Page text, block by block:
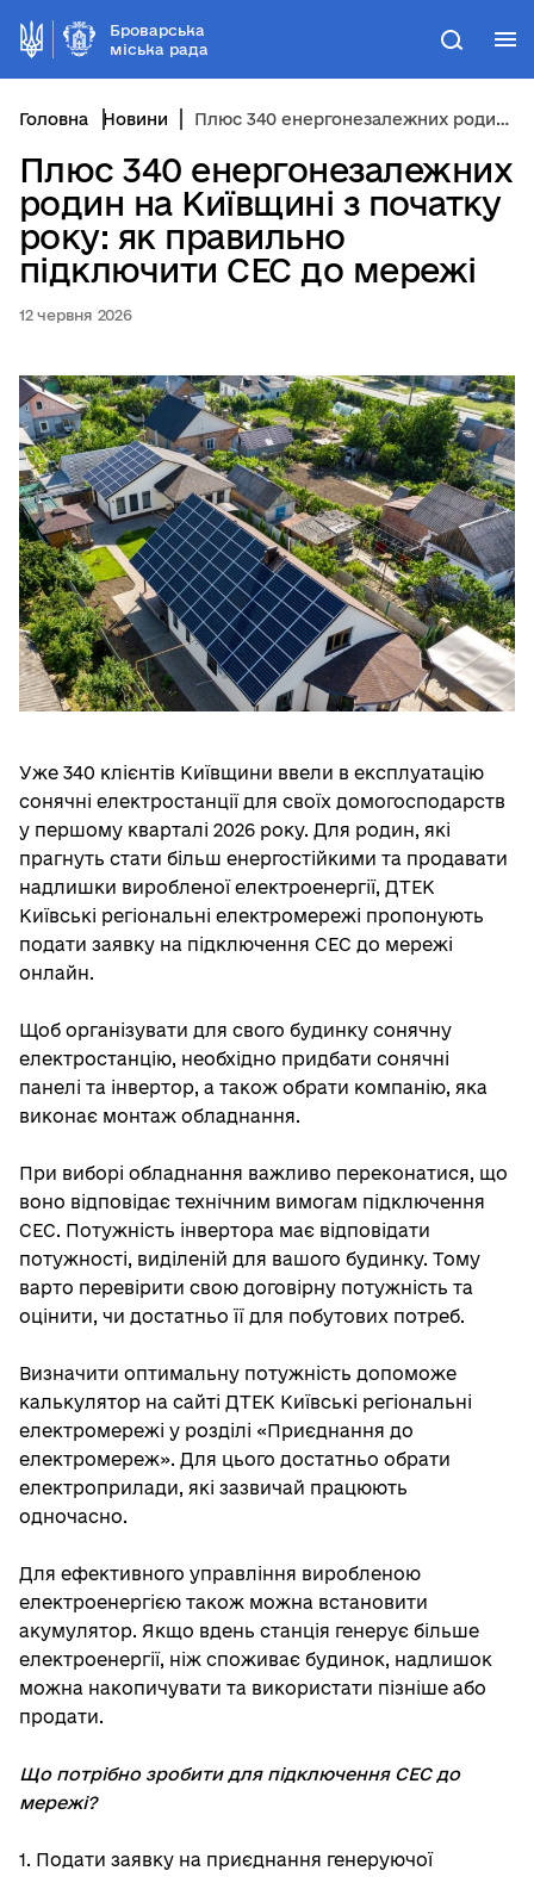
Броварська
міська рада
Пошук
Головна Новини Плюс 340 енергонезалежних родин на Київщині з початку року: як правильно підключити СЕС до мережі
Плюс 340 енергонезалежних
родин на Київщині з початку
року: як правильно
підключити СЕС до мережі
12 червня 2026
Уже 340 клієнтів Київщини ввели в експлуатацію
сонячні електростанції для своїх домогосподарств
у першому кварталі 2026 року. Для родин, які
прагнуть стати більш енергостійкими та продавати
надлишки виробленої електроенергії, ДТЕК
Київські регіональні електромережі пропонують
подати заявку на підключення СЕС до мережі
онлайн.
Щоб організувати для свого будинку сонячну
електростанцію, необхідно придбати сонячні
панелі та інвертор, а також обрати компанію, яка
виконає монтаж обладнання.
При виборі обладнання важливо переконатися, що
воно відповідає технічним вимогам підключення
СЕС. Потужність інвертора має відповідати
потужності, виділеній для вашого будинку. Тому
варто перевірити свою договірну потужність та
оцінити, чи достатньо її для побутових потреб.
Визначити оптимальну потужність допоможе
калькулятор на сайті ДТЕК Київські регіональні
електромережі у розділі «Приєднання до
електромереж». Для цього достатньо обрати
електроприлади, які зазвичай працюють
одночасно.
Для ефективного управління виробленою
електроенергією також можна встановити
акумулятор. Якщо вдень станція генерує більше
електроенергії, ніж споживає будинок, надлишок
можна накопичувати та використати пізніше або
продати.
Що потрібно зробити для підключення СЕС до
мережі?
1. Подати заявку на приєднання генеруючої